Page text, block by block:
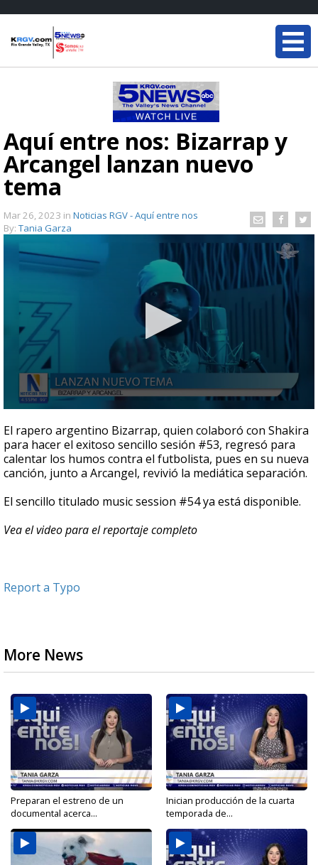
Aquí entre nos: Bizarrap y
Arcangel lanzan nuevo
tema
Mar 26, 2023 in Noticias RGV - Aquí entre nos
By: Tania Garza
seconds
of
1
minute,
36
seconds
El rapero argentino Bizarrap, quien colaboró con Shakira
para hacer el exitoso sencillo sesión #53, regresó para
calentar los humos contra el futbolista, pues en su nueva
canción, junto a Arcangel, revivió la mediática separación.
El sencillo titulado music session #54 ya está disponible.
Vea el video para el reportaje completo
Report a Typo
More News
Preparan el estreno de un
documental acerca...
Inician producción de la cuarta
temporada de...